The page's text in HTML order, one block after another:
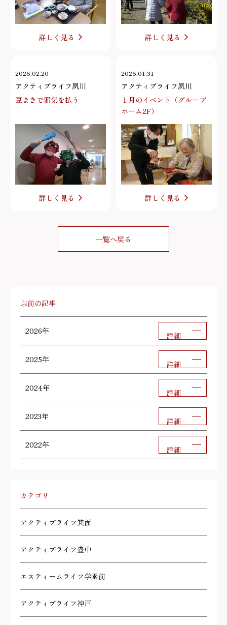
詳しく見る 詳しく見る
2026.02.20
アクティブライフ夙川
豆まきで邪気を払う
詳しく見る
2026.01.31
アクティブライフ夙川
１月のイベント（グループ
ホーム2F）
詳しく見る
一覧へ戻る
以前の記事
2026年 詳細
2025年 詳細
2024年 詳細
2023年 詳細
2022年 詳細
カテゴリ
アクティブライフ箕面
アクティブライフ豊中
エスティームライフ学園前
アクティブライフ神戸